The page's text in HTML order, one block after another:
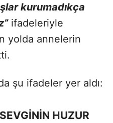
kurumadıkça
ifadeleriyle
yolda annelerin
şu ifadeler yer aldı:
HUZUR